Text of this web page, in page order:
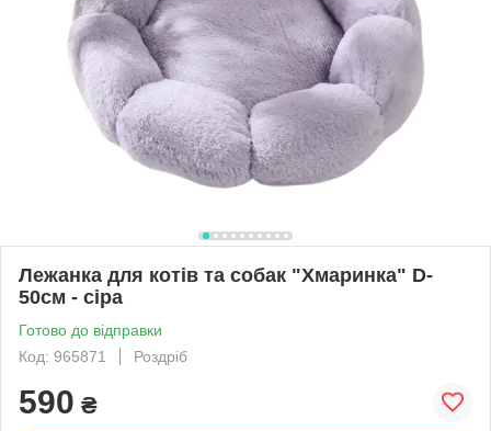
Лежанка для котів та собак "Хмаринка" D-
50см - сіра
Готово до відправки
Код: 965871
Роздріб
590 ₴